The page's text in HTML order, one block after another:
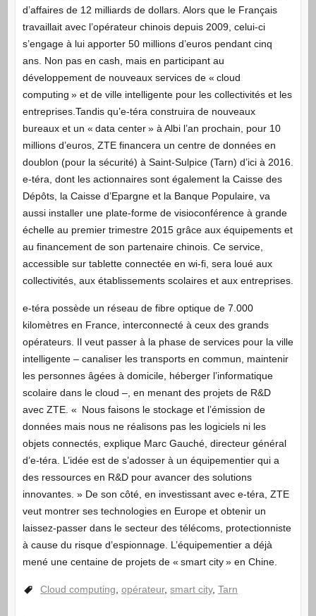
d’affaires de 12 milliards de dollars. Alors que le Français
travaillait avec l’opérateur chinois depuis 2009, celui-ci
s’engage à lui apporter 50 millions d’euros pendant cinq
ans. Non pas en cash, mais en participant au
développement de nouveaux services de « cloud
computing » et de ville intelligente pour les collectivités et les
entreprises.Tandis qu’e-téra construira de nouveaux
bureaux et un « data center » à Albi l’an prochain, pour 10
millions d’euros, ZTE financera un centre de données en
doublon (pour la sécurité) à Saint-Sulpice (Tarn) d’ici à 2016.
e-téra, dont les actionnaires sont également la Caisse des
Dépôts, la Caisse d’Epargne et la Banque Populaire, va
aussi installer une plate-forme de visioconférence à grande
échelle au premier trimestre 2015 grâce aux équipements et
au financement de son partenaire chinois. Ce service,
accessible sur tablette connectée en wi-fi, sera loué aux
collectivités, aux établissements scolaires et aux entreprises.
e-téra possède un réseau de fibre optique de 7.000
kilomètres en France, interconnecté à ceux des grands
opérateurs. Il veut passer à la phase de services pour la ville
intelligente – canaliser les transports en commun, maintenir
les personnes âgées à domicile, héberger l’informatique
scolaire dans le cloud –, en menant des projets de R&D
avec ZTE. « Nous faisons le stockage et l’émission de
données mais nous ne réalisons pas les logiciels ni les
objets connectés, explique Marc Gauché, directeur général
d’e-téra. L’idée est de s’adosser à un équipementier qui a
des ressources en R&D pour avancer des solutions
innovantes. » De son côté, en investissant avec e-téra, ZTE
veut montrer ses technologies en Europe et obtenir un
laissez-passer dans le secteur des télécoms, protectionniste
à cause du risque d’espionnage. L’équipementier a déjà
mené une centaine de projets de « smart city » en Chine.
Cloud computing opérateur, smart city, Tarn